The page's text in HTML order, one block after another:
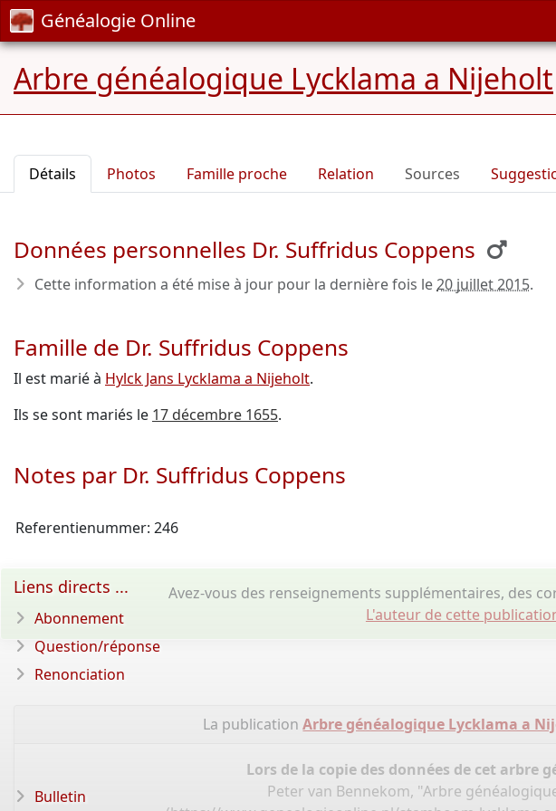
Généalogie Online
Arbre généalogique Lycklama a Nijeholt
Détails Photos Famille proche Relation Sources
Données personnelles Dr. Suffridus Coppens
Cette information a été mise à jour pour la dernière fois le20 juillet 2015.
Famille de Dr. Suffridus Coppens
Il est marié à Hylck Jans Lycklama a Nijeholt.
Ils se sont mariés le 17 décembre 1655.
Notes par Dr. Suffridus Coppens
Referentienummer: 246
Avez-vous des renseignements supplémentaires, des
L'auteur de cette
La publicationArbre généalogique Lycklama a
Lors de la copie des données de cet
Peter van Bennekom, "Arbre
Liens directs ...
Abonnement
Question/réponse
Renonciation
Bulletin